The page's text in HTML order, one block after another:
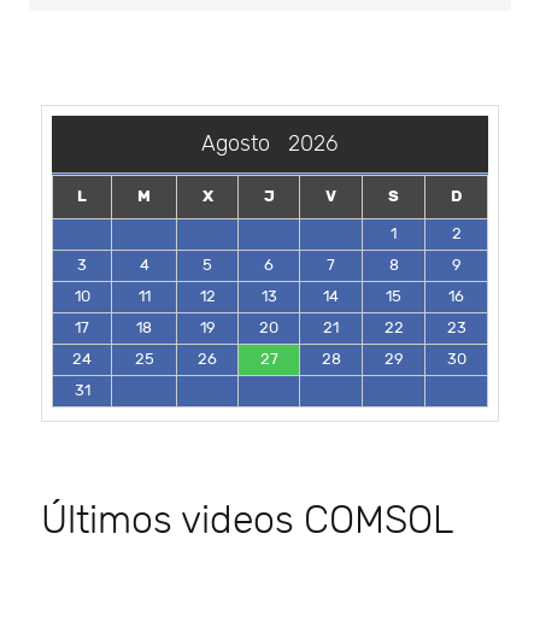
Agosto 2026
L M X J V S
D
1
2
3
4 5 6 7 8
9
10
11 12 13 14 15
16
17
18 19 20 21 22
23
24
25 26 27 28 29
30
31
Últimos videos COMSOL